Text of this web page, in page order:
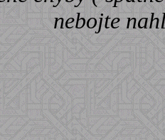
nebojte